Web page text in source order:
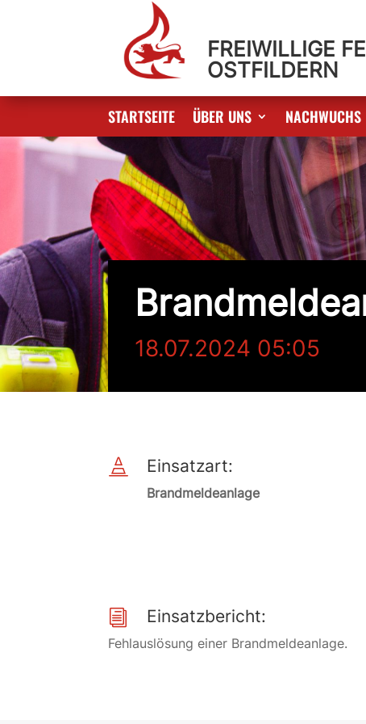
FREIWILLIGE
OSTFILDERN
STARTSEITE ÜBER UNS NACHWUCHS
18.07.2024 05:05
 Einsatzart:
Brandmeldeanlage
i Einsatzbericht:
Fehlauslösung einer Brandmeldeanlage.